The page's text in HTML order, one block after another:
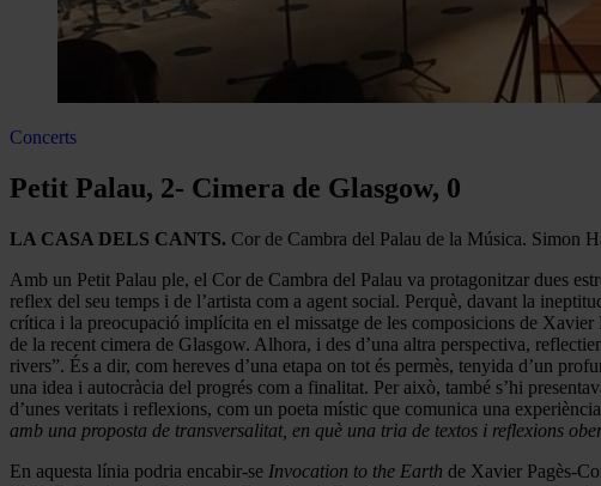
Concerts
Petit Palau, 2- Cimera de Glasgow, 0
LA CASA DELS CANTS. Cor de Cambra del Palau de la Música. Simon
Amb un Petit Palau ple, el Cor de Cambra del Palau va protagonitzar dues
reflex del seu temps i de l’artista com a agent social. Perquè, davant la
crítica i la preocupació implícita en el missatge de les composicions de
de la recent cimera de Glasgow. Alhora, i des d’una altra perspectiva,
rivers”. És a dir, com hereves d’una etapa on tot és permès, tenyida d’un
una idea i autocràcia del progrés com a finalitat. Per això, també s’hi
d’unes veritats i reflexions, com un poeta místic que comunica una
amb una proposta de transversalitat, en què una tria de textos i reflexions
En aquesta línia podria encabir-se Invocation to the Earth de Xavier Pagès-